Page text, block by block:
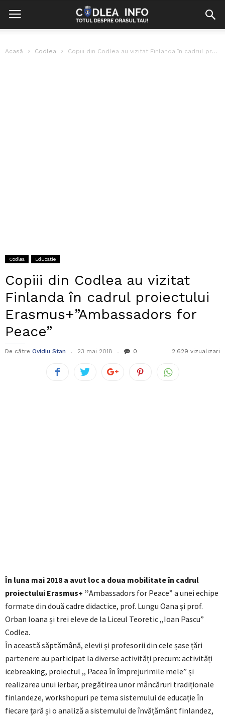
Acasă Codlea Copiii din Codlea au vizitat Finlanda în cadrul proiectului Erasmus+”Ambassadors for Peace”
Codlea Educatie
Copiii din Codlea au vizitat
Finlanda în cadrul proiectului
Erasmus+”Ambassadors for
Peace”
De către Ovidiu Stan 23 mai 2018 0 2.629 vizualizari
În luna mai 2018 a avut loc a doua mobilitate în cadrul
proiectului Erasmus+ ”Ambassadors for Peace” a unei echipe
formate din două cadre didactice, prof. Lungu Oana și prof.
Orban Ioana și trei eleve de la Liceul Teoretic ,,Ioan Pascu”
Codlea.
În această săptămână, elevii și profesorii din cele șase țări
partenere au participat la diverse activități precum: activități
icebreaking, proiectul ,, Pacea în împrejurimile mele” și
realizarea unui ierbar, pregătirea unor mâncăruri tradiționale
finlandeze, workshopuri pe tema sistemului de educație în
fiecare țară și o analiză a sistemului de învățământ finlandez,